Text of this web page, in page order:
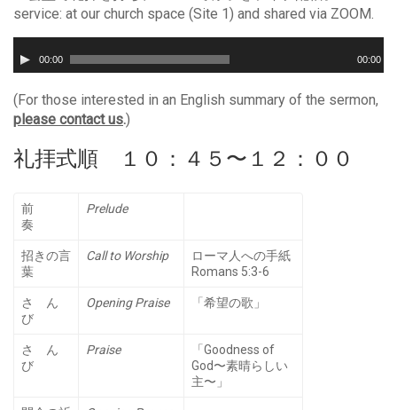
service: at our church space (Site 1) and shared via ZOOM.
声
レ
ー
ヤ
ー
00:00 00:00
(For those interested in an English summary of the sermon,
please contact us.)
礼拝式順 １０：４５〜１２：００
前
奏
Prelude
招きの言
葉
Call to Worship
ローマ人への手紙
Romans 5:3-6
さ ん
び
Opening Praise 「希望の歌」
さ ん
び
Praise
「Goodness of
God〜素晴らしい
主〜」